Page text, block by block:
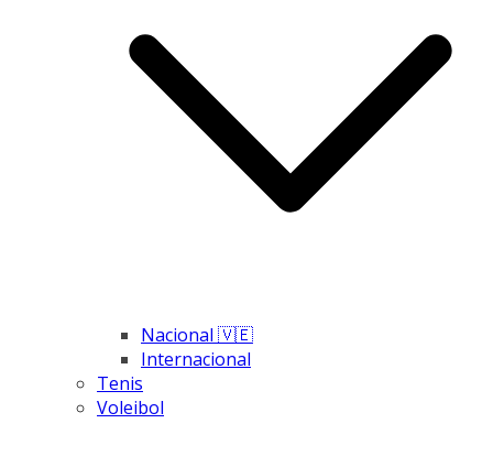
Nacional 🇻🇪
Internacional
Tenis
Voleibol